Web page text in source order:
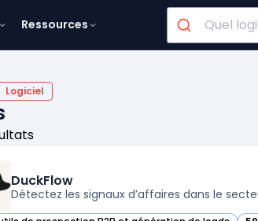
Ressources
Logiciel
DuckFlow
Détectez les signaux d’affaires dans le